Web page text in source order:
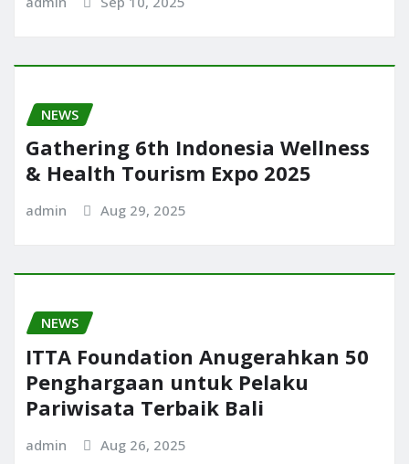
NEWS
Gathering 6th Indonesia Wellness
& Health Tourism Expo 2025
admin Aug 29, 2025
NEWS
ITTA Foundation Anugerahkan 50
Penghargaan untuk Pelaku
Pariwisata Terbaik Bali
admin Aug 26, 2025